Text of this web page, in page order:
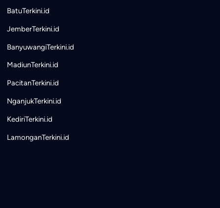
BatuTerkini.id
JemberTerkini.id
BanyuwangiTerkini.id
MadiunTerkini.id
PacitanTerkini.id
NganjukTerkini.id
KediriTerkini.id
LamonganTerkini.id